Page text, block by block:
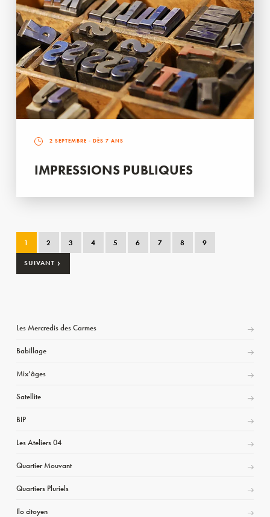
2 SEPTEMBRE - DÈS 7 ANS
IMPRESSIONS PUBLIQUES
1 2 3 4 5 6 7 8 9
SUIVANT ›
Les Mercredis des Carmes
Babillage
Mix’âges
Satellite
BIP
Les Ateliers 04
Quartier Mouvant
Quartiers Pluriels
Ilo citoyen